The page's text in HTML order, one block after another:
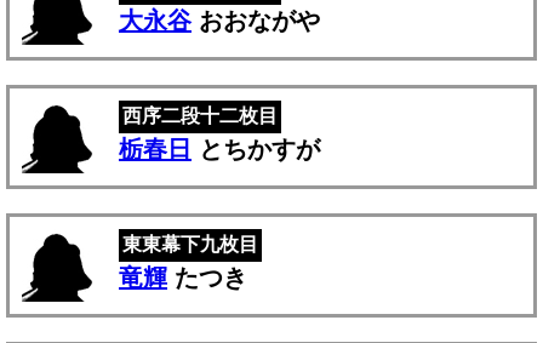
大永谷おおながや
西序二段十二枚目
栃春日 とちかすが
東東幕下九枚目
竜輝 たつき